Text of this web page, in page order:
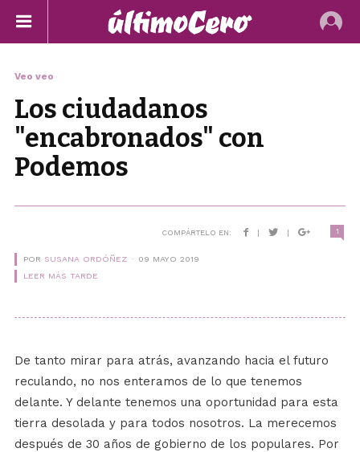
Veo veo
Los ciudadanos
"encabronados" con
Podemos
COMPÁRTELO EN: | | 1
POR SUSANA ORDÓÑEZ
09 MAYO 2019
LEER MÁS TARDE
De tanto mirar para atrás, avanzando hacia el futuro
reculando, no nos enteramos de lo que tenemos
delante. Y delante tenemos una oportunidad para esta
tierra desolada y para todos nosotros. La merecemos
después de 30 años de gobierno de los populares. Por